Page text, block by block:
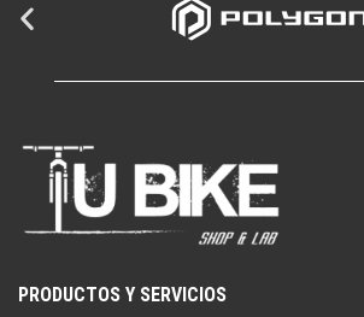
PRODUCTOS Y SERVICIOS